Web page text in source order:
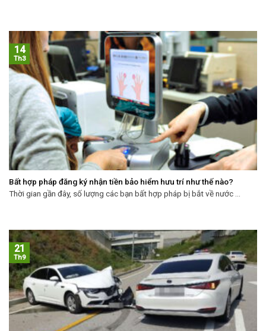
Bất hợp pháp đăng ký nhận tiền bảo hiểm hưu trí như thế nào?
Thời gian gần đây, số lượng các bạn bất hợp pháp bị bắt về nước ...
14
Th3
21
Th9